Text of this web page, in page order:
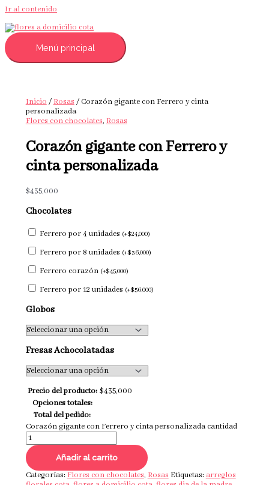
Ir al contenido
Menú principal
Inicio/Rosas/ Corazón gigante con Ferrero y cinta
personalizada
Flores con chocolates,Rosas
Corazón gigante con Ferrero y
cinta personalizada
$435,000
Chocolates
Ferrero por 4 unidades (+$24,000)
Ferrero por 8 unidades (+$36,000)
Ferrero corazón (+$45,000)
Ferrero por 12 unidades (+$56,000)
Globos
Fresas Achocolatadas
Precio del producto: $435,000
Opciones totales:
Total del pedido:
Corazón gigante con Ferrero y cinta personalizada cantidad
Añadir al carrito
Categorías: Flores con chocolates, Rosas Etiquetas: arreglos